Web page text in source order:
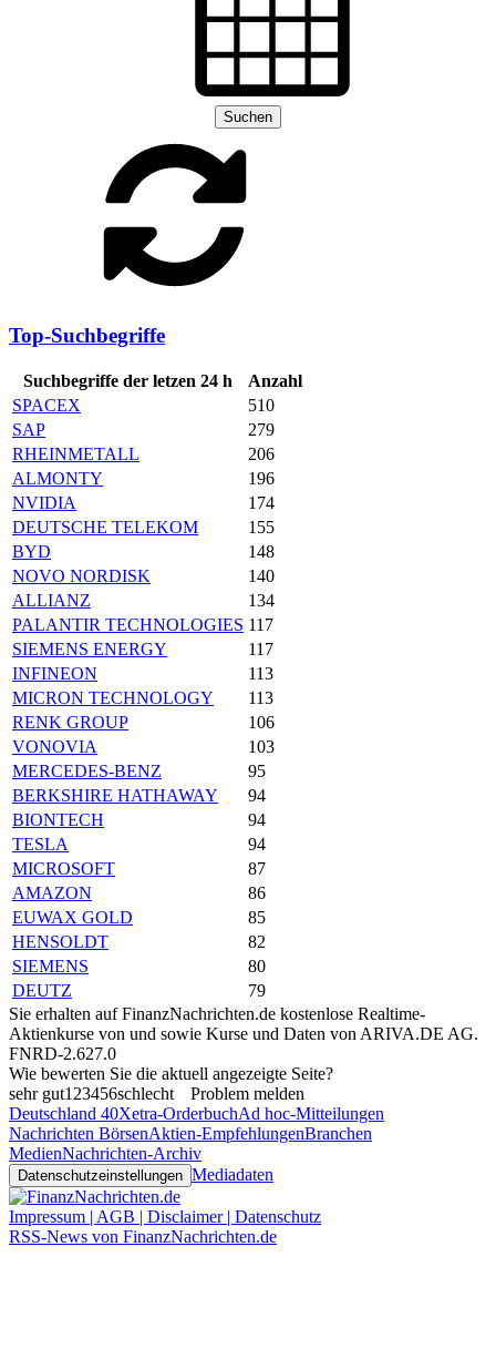
Suchen
Top-Suchbegriffe
Suchbegriffe der letzen 24 h
Anzahl
SPACEX
510
SAP
279
RHEINMETALL
206
ALMONTY
196
NVIDIA
174
DEUTSCHE TELEKOM
155
BYD
148
NOVO NORDISK
140
ALLIANZ
134
PALANTIR TECHNOLOGIES 117
SIEMENS ENERGY
117
INFINEON
113
MICRON TECHNOLOGY
113
RENK GROUP
106
VONOVIA
103
MERCEDES-BENZ
95
BERKSHIRE HATHAWAY
94
BIONTECH
94
TESLA
94
MICROSOFT
87
AMAZON
86
EUWAX GOLD
85
HENSOLDT
82
SIEMENS
80
DEUTZ
79
Sie erhalten auf FinanzNachrichten.de kostenlose Realtime-
Aktienkurse von und sowie Kurse und Daten von ARIVA.DE AG.
FNRD-2.627.0
Wie bewerten Sie die aktuell angezeigte Seite?
sehr gut1 23456schlecht
Problem melden
Deutschland 40Xetra-OrderbuchAd hoc-Mitteilungen
Nachrichten BörsenAktien-EmpfehlungenBranchen
MedienNachrichten-Archiv
Datenschutzeinstellungen Mediadaten
Impressum | AGB | Disclaimer | Datenschutz
RSS-News von FinanzNachrichten.de